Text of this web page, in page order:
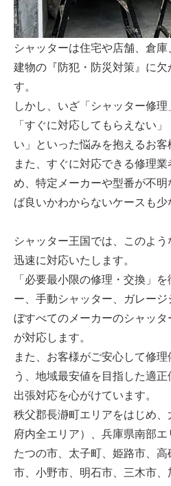
シャッターは住宅や店舗、倉
建物の『防犯・防災対策』に
す。
しかし、いざ「シャッター修理
「すぐに対応してもらえない
い」といった悩みを抱えるお客
また、すぐに対応できる修理
め、特定メーカーや型番が不
ば良いかわからないケースも少
シャッター王国では、このよ
迅速に対応いたします。
「必要最小限の修理・交換」
ー、手動シャッター、ガレー
ぼすべてのメーカーのシャッ
が対応します。
また、お客様がご安心して修
う、地域最安値を目指した適
出張対応を心がけています。
秩父郡長瀞町エリアをはじめ
府内全エリア）、兵庫県南部エ
たつの市、太子町、姫路市、
市、小野市、明石市、三木市